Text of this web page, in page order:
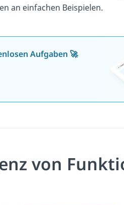
an einfachen Beispielen.
Aufgaben 🚀
von